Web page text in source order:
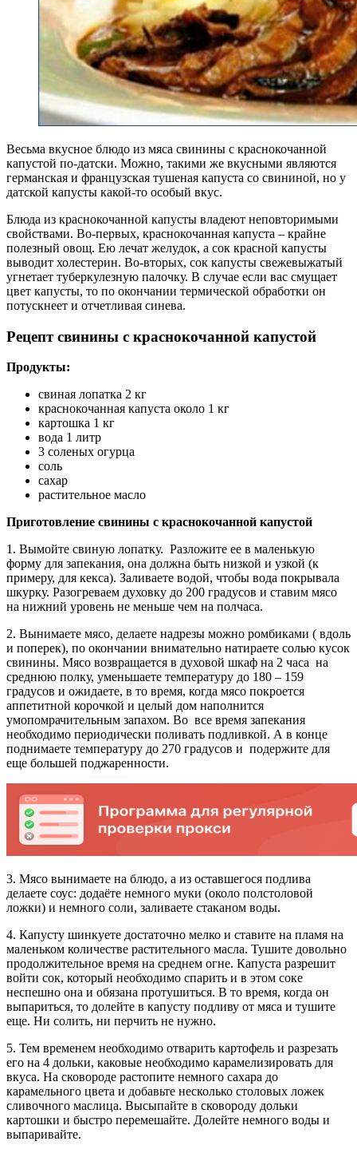
Весьма вкусное блюдо из мяса свинины с краснокочанной
капустой по-датски. Можно, такими же вкусными являются
германская и французская тушеная капуста со свининой, но у
датской капусты какой-то особый вкус.
Блюда из краснокочанной капусты владеют неповторимыми
свойствами. Во-первых, краснокочанная капуста – крайне
полезный овощ. Ею лечат желудок, а сок красной капусты
выводит холестерин. Во-вторых, сок капусты свежевыжатый
угнетает туберкулезную палочку. В случае если вас смущает
цвет капусты, то по окончании термической обработки он
потускнеет и отчетливая синева.
Рецепт свинины с краснокочанной капустой
Продукты:
свиная лопатка 2 кг
краснокочанная капуста около 1 кг
картошка 1 кг
вода 1 литр
3 соленых огурца
соль
сахар
растительное масло
Приготовление свинины с краснокочанной капустой
1. Вымойте свиную лопатку. Разложите ее в маленькую
форму для запекания, она должна быть низкой и узкой (к
примеру, для кекса). Заливаете водой, чтобы вода покрывала
шкурку. Разогреваем духовку до 200 градусов и ставим мясо
на нижний уровень не меньше чем на полчаса.
2. Вынимаете мясо, делаете надрезы можно ромбиками ( вдоль
и поперек), по окончании внимательно натираете солью кусок
свинины. Мясо возвращается в духовой шкаф на 2 часа на
среднюю полку, уменьшаете температуру до 180 – 159
градусов и ожидаете, в то время, когда мясо покроется
аппетитной корочкой и целый дом наполнится
умопомрачительным запахом. Во все время запекания
необходимо периодически поливать подливкой. А в конце
поднимаете температуру до 270 градусов и подержите для
еще большей поджаренности.
3. Мясо вынимаете на блюдо, а из оставшегося подлива
делаете соус: додаёте немного муки (около полстоловой
ложки) и немного соли, заливаете стаканом воды.
4. Капусту шинкуете достаточно мелко и ставите на пламя на
маленьком количестве растительного масла. Тушите довольно
продолжительное время на среднем огне. Капуста разрешит
войти сок, который необходимо спарить и в этом соке
неспешно она и обязана протушиться. В то время, когда он
выпариться, то долейте в капусту подливу от мяса и тушите
еще. Ни солить, ни перчить не нужно.
5. Тем временем необходимо отварить картофель и разрезать
его на 4 дольки, каковые необходимо карамелизировать для
вкуса. На сковороде растопите немного сахара до
карамельного цвета и добавьте несколько столовых ложек
сливочного маслица. Высыпайте в сковороду дольки
картошки и быстро перемешайте. Долейте немного воды и
выпаривайте.